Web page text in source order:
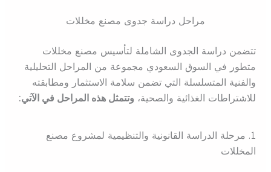
مراحل دراسة جدوى مصنع مخللات
تتضمن دراسة الجدوى الشاملة لتأسيس مصنع مخللات
متطور في السوق السعودي مجموعة من المراحل التحليلية
والفنية المتسلسلة التي تضمن سلامة الاستثمار ومطابقته
للاشتراطات الغذائية والصحية، وتتمثل هذه المراحل في الآتي:
1. مرحلة الدراسة القانونية والتنظيمية لمشروع مصنع
المخللات